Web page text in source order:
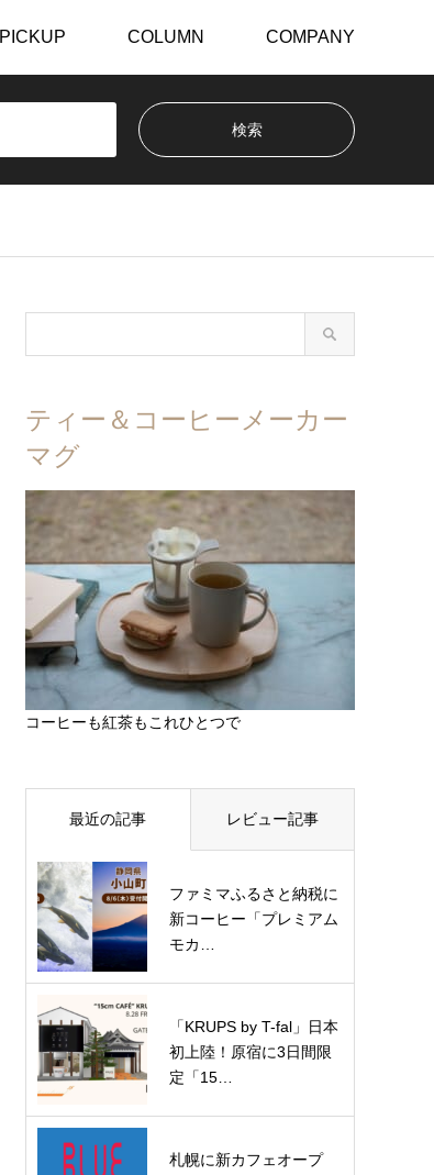
PICKUP COLUMN COMPANY
ティー＆コーヒーメーカー
マグ
コーヒーも紅茶もこれひとつで
最近の記事 レビュー記事
ファミマふるさと納税に
新コーヒー「プレミアム
モカ…
「KRUPS by T-fal」日本
初上陸！原宿に3日間限
定「15…
札幌に新カフェオープ